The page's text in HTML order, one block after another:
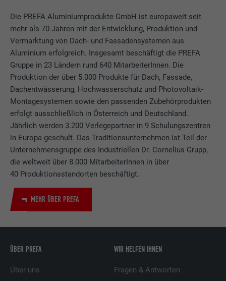
Die PREFA Aluminiumprodukte GmbH ist europaweit seit
mehr als 70 Jahren mit der Entwicklung, Produktion und
Vermarktung von Dach- und Fassadensystemen aus
Aluminium erfolgreich. Insgesamt beschäftigt die PREFA
Gruppe in 23 Ländern rund 640 MitarbeiterInnen. Die
Produktion der über 5.000 Produkte für Dach, Fassade,
Dachentwässerung, Hochwasserschutz und Photovoltaik-
Montagesystemen sowie den passenden Zubehörprodukten
erfolgt ausschließlich in Österreich und Deutschland.
Jährlich werden 3.200 Verlegepartner in 9 Schulungszentren
in Europa geschult. Das Traditionsunternehmen ist Teil der
Unternehmensgruppe des Industriellen Dr. Cornelius Grupp,
die weltweit über 8.000 MitarbeiterInnen in über
40 Produktionsstandorten beschäftigt.
MEHR ÜBER PREFA
ÜBER PREFA
Über uns
WIR HELFEN IHNEN
Fragen & Antworten